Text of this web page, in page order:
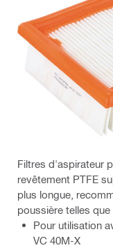
Filtres d'aspirateur
revêtement PTFE
plus longue,
poussière telles
Pour utilisation
VC 40M-X